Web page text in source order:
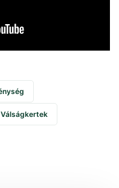
Válságkertek